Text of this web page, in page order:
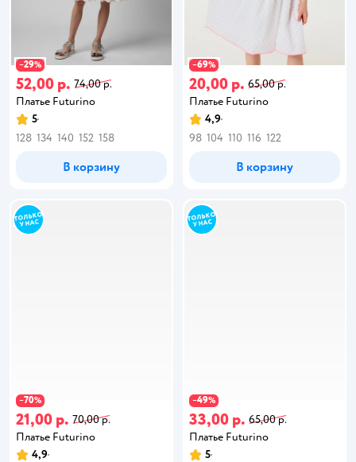
−29%
52,00 р. 74,00 р.
Платье Futurino
5
128 134 140 152 158
В корзину
−69%
20,00 р. 65,00 р.
Платье Futurino
4,9
98 104 110 116 122
В корзину
−70%
21,00 р. 70,00 р.
Платье Futurino
4,9
−49%
33,00 р. 65,00 р.
Платье Futurino
5